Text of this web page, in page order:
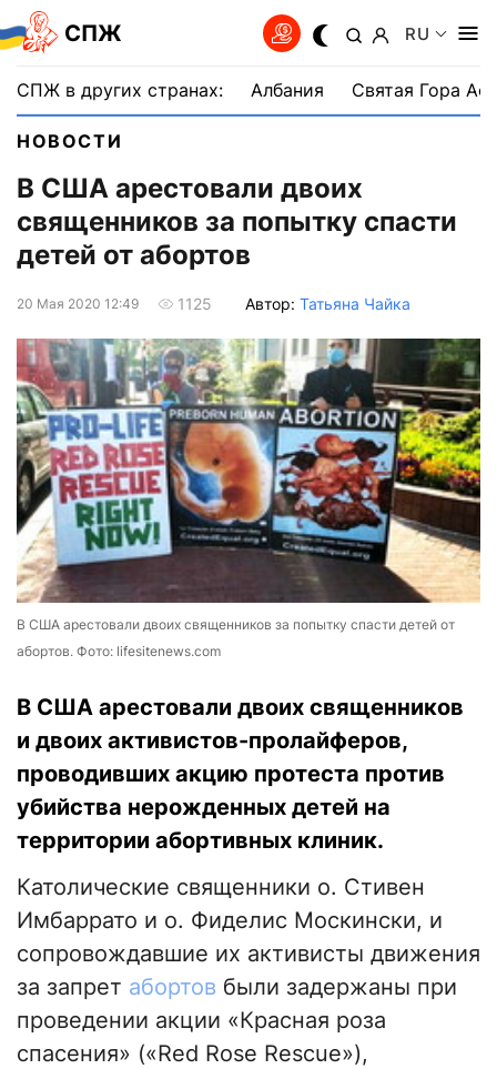
СПЖ RU
СПЖ в других странах: Албания Святая Гора
НОВОСТИ
В США арестовали двоих
священников за попытку спасти
детей от абортов
20 Мая 2020 12:49 1125 Автор: Татьяна Чайка
В США арестовали двоих священников за попытку спасти детей от
абортов. Фото: lifesitenews.com
В США арестовали двоих священников
и двоих активистов-пролайферов,
проводивших акцию протеста против
убийства нерожденных детей на
территории абортивных клиник.
Католические священники о. Стивен
Имбаррато и о. Фиделис Москински, и
сопровождавшие их активисты движения
за запрет абортов были задержаны при
проведении акции «Красная роза
спасения» («Red Rose Rescue»),